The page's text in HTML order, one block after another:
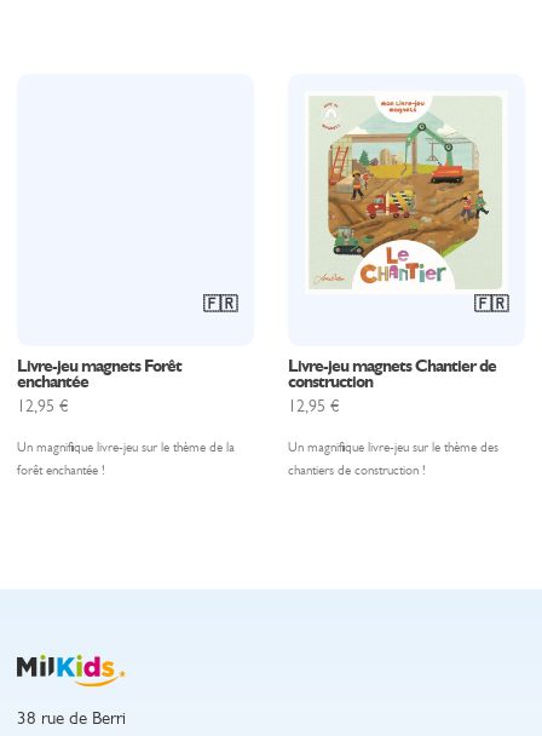
🇫🇷
Livre-jeu magnets Forêt
enchantée
12,95€
Un magnifique livre-jeu sur le thème de la
forêt enchantée !
🇫🇷
Livre-jeu magnets Chantier de
construction
12,95 €
Un magnifique livre-jeu sur le thème des
chantiers de construction !
38 rue de Berri